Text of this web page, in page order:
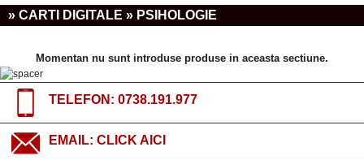
» CARTI DIGITALE » PSIHOLOGIE
Momentan nu sunt introduse produse in aceasta sectiune.
TELEFON: 0738.191.977
EMAIL: CLICK AICI